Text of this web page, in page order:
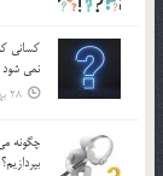
كساني
نمي شود
28 بهمن 96
چگونه
بپردازيم؟